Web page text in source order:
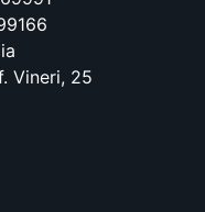
Vineri, 25